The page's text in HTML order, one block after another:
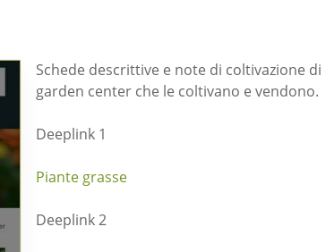
Schede descrittive e note di coltivazione
garden center che le coltivano e vendono.
Deeplink 1
Piante grasse
Deeplink 2